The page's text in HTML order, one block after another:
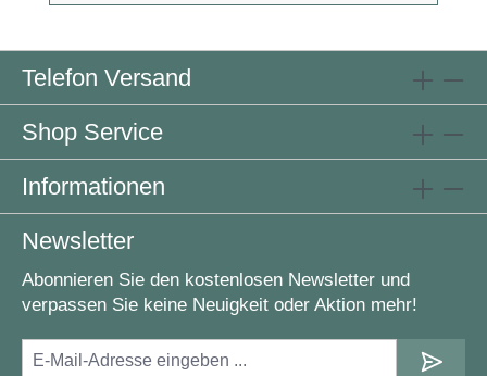
Telefon Versand
Shop Service
Informationen
Newsletter
Abonnieren Sie den kostenlosen Newsletter und
verpassen Sie keine Neuigkeit oder Aktion mehr!